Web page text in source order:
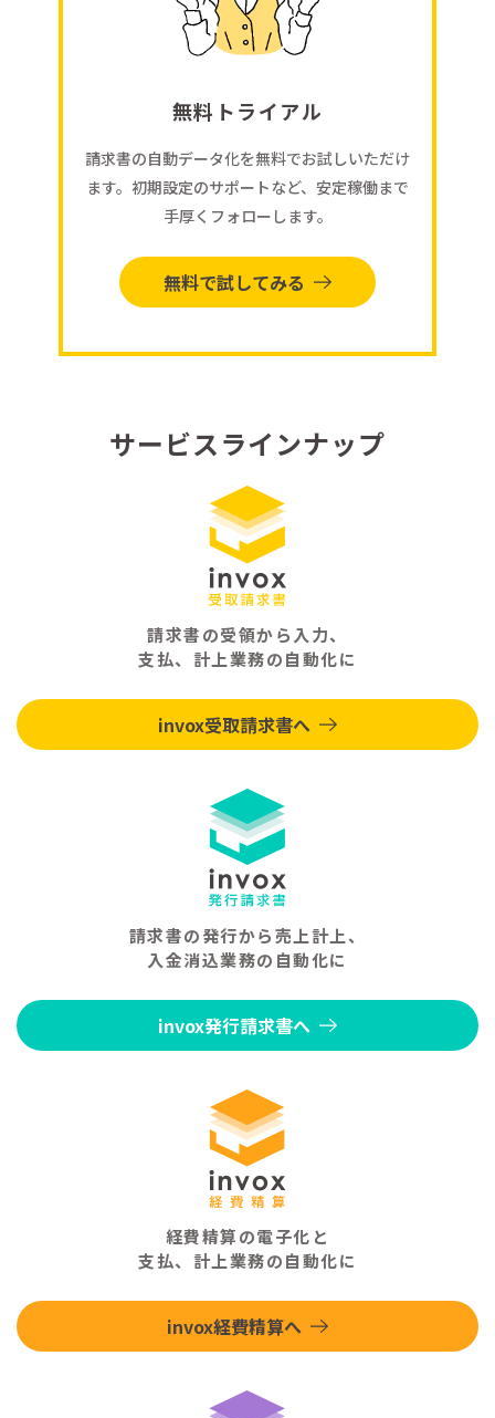
無料トライアル
請求書の自動データ化を無料でお試しいただけ
ます。初期設定のサポートなど、安定稼働まで
手厚くフォローします。
無料で試してみる
サービスラインナップ
請求書の受領から入力、
支払、計上業務の自動化に
invox受取請求書へ
請求書の発行から売上計上、
入金消込業務の自動化に
invox発行請求書へ
経費精算の電子化と
支払、計上業務の自動化に
invox経費精算へ